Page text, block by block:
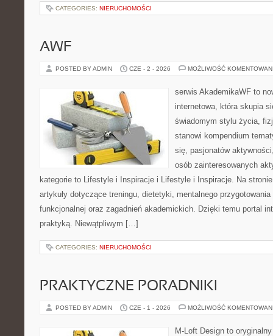
CATEGORIES: NIERUCHOMOŚCI
AWF
POSTED BY ADMIN CZE - 2 - 2026 MOŻLIWOŚĆ
serwis AkademikaWF to
internetowa, która skupia
świadomym stylu życia,
stanowi kompendium
się, pasjonatów
osób zainteresowanych
kategorie to Lifestyle i Inspiracje i Lifestyle i Inspiracje. Na
artykuły dotyczące treningu, dietetyki, mentalnego
funkcjonalnej oraz zagadnień akademickich. Dzięki temu portal
praktyką. Niewątpliwym […]
CATEGORIES: NIERUCHOMOŚCI
PRAKTYCZNE PORADNIKI
POSTED BY ADMIN CZE - 1 - 2026 MOŻLIWOŚĆ
M-Loft Design to